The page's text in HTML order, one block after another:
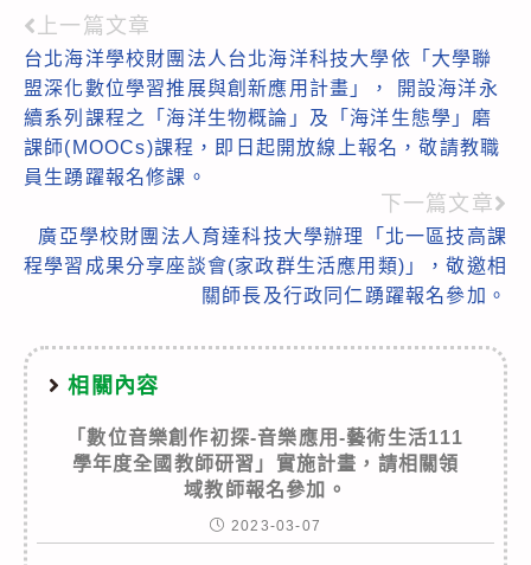
Read
more
articles
上一篇文章
台北海洋學校財團法人台北海洋科技大學依「大學聯
盟深化數位學習推展與創新應用計畫」， 開設海洋永
續系列課程之「海洋生物概論」及「海洋生態學」磨
課師(MOOCs)課程，即日起開放線上報名，敬請教職
員生踴躍報名修課。
下一篇文章
廣亞學校財團法人育達科技大學辦理「北一區技高課
程學習成果分享座談會(家政群生活應用類)」，敬邀相
關師長及行政同仁踴躍報名參加。
相關內容
「數位音樂創作初探-音樂應用-藝術生活111
學年度全國教師研習」實施計畫，請相關領
域教師報名參加。
2023-03-07